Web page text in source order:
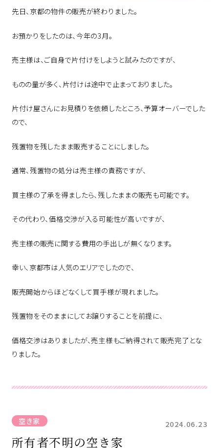
先日、京都の物件の販売が終わりました。
お預かりをしたのは、今年の3月。
売主様は、ご自身で片付けをしようと試みたのですが、
ものの量が多く、片付けは途中で止まっておりました。
片付け屋さんにお見積りを依頼したところ、予算オーバーでした
ので、
残置物を残したまま販売することにしました。
通常、残置物の処分は売主様の責務ですが、
買主様の了承を得ましたら、残したままの販売も可能です。
その代わり、価格交渉が入る可能性が高いですが、
売主様の販売に関する費用の手出しが無くなります。
幸い、京都市は人気のエリアでしたので、
販売開始からほどなくして買手様が現れました。
残置物をそのままにしてお譲りすることを前提に、
価格交渉はありましたが、売主様もご納得されて販売完了とな
りました。
空き家 2024.06.23
所有者不明の空き家